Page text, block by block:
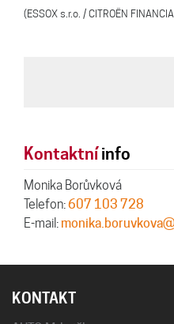
(ESSOX s.r.o. / CITROËN
Kontaktníinfo
Monika Borůvková
Telefon:607 103 728
E-mail:
KONTAKT